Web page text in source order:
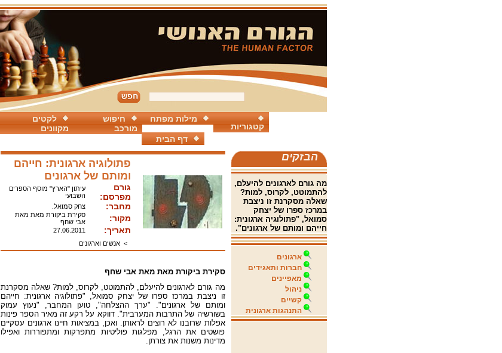
לקטים
מקוונים
חיפוש
מורכב
מילות מפתח
קטגוריות
דף הבית
הבזקים
מה גורם לארגונים להיעלם,
להתמוטט, לקרוס, למות?
שאלה מסקרנת זו ניצבת
במרכז ספרו של יצחק
סמואל, "פתולוגיה ארגונית:
חייהם ומותם של ארגונים".
ארגונים
חברות ותאגידים
מאפיינים
ניהול
קשיים
התנהגות ארגונית
פתולוגיה ארגונית: חייהם
ומותם של ארגונים
גורם
מפרסם:
עיתון "הארץ" מוסף הספרים
השבועי
מחבר: צחק סמואל.
מקור:
סקירת ביקורת מאת מאת
אבי שחף
תאריך:
27.06.2011
>אנשים וארגונים
סקירת ביקורת מאתמאת אבי שחף
מה גורם לארגונים להיעלם, להתמוטט, לקרוס, למות? שאלה מסקרנת
זו ניצבת במרכז ספרו של יצחק סמואל, "פתולוגיה ארגונית: חייהם
ומותם של ארגונים". "ערך ההצלחה", טוען המחבר, "נעוץ עמוק
בשורשיה של התרבות המערבית". דווקא על רקע זה מאיר הספר פינות
אפלות שרובנו לא רוצים לראותן. ואכן, במציאות חיינו ארגונים עסקיים
פושטים את הרגל, מפלגות פוליטיות מתפרקות ומתפוררות ואפילו
מדינות משנות את צורתן.